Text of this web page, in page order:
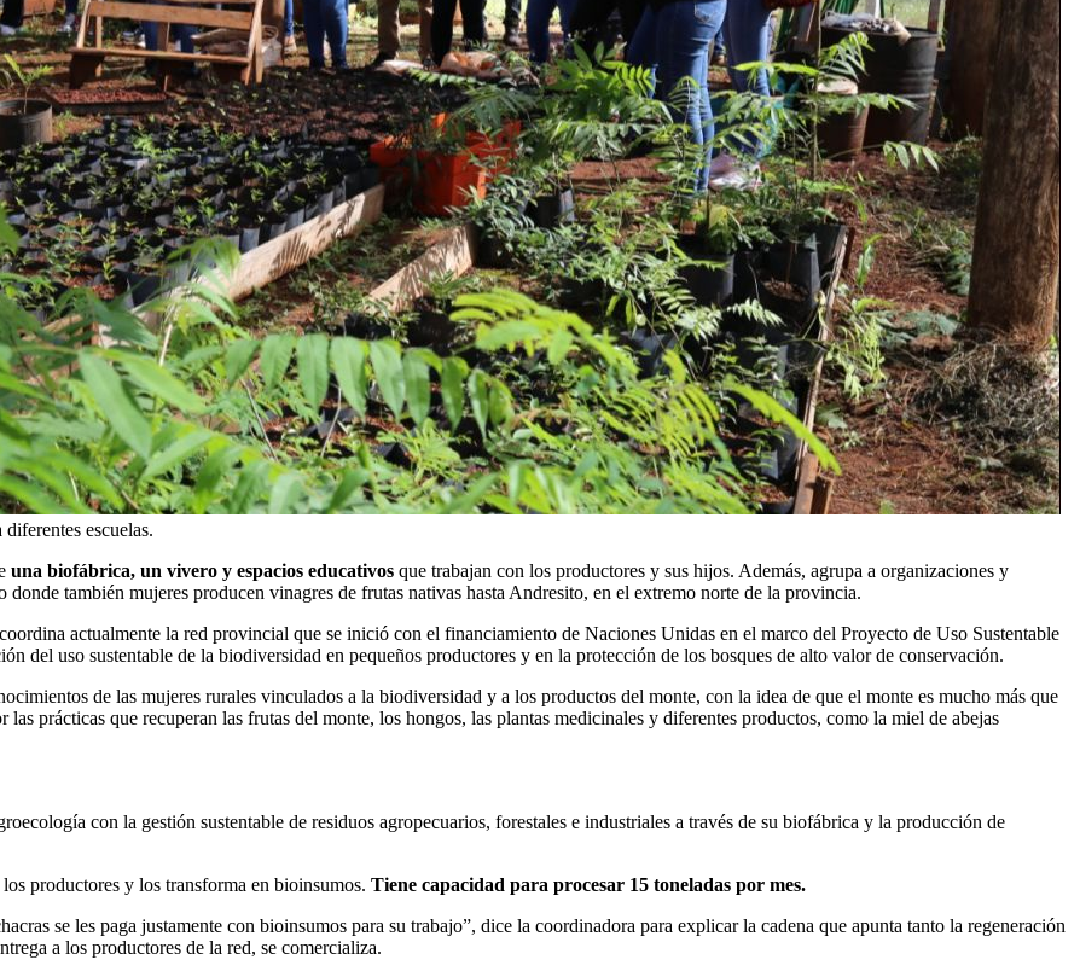
escuelas.
una biofábrica, un vivero y espacios educativos que trabajan con los productores y sus hijos. Además, agrupa a organizaciones y
también mujeres producen vinagres de frutas nativas hasta Andresito, en el extremo norte de la provincia.
actualmente la red provincial que se inició con el financiamiento de Naciones Unidas en el marco del Proyecto de Uso Sustentable
del uso sustentable de la biodiversidad en pequeños productores y en la protección de los bosques de alto valor de conservación.
de las mujeres rurales vinculados a la biodiversidad y a los productos del monte, con la idea de que el monte es mucho más que
prácticas que recuperan las frutas del monte, los hongos, las plantas medicinales y diferentes productos, como la miel de abejas
con la gestión sustentable de residuos agropecuarios, forestales e industriales a través de su biofábrica y la producción de
productores y los transforma en bioinsumos. Tiene capacidad para procesar 15 toneladas por mes.
se les paga justamente con bioinsumos para su trabajo”, dice la coordinadora para explicar la cadena que apunta tanto la regeneración
a los productores de la red, se comercializa.